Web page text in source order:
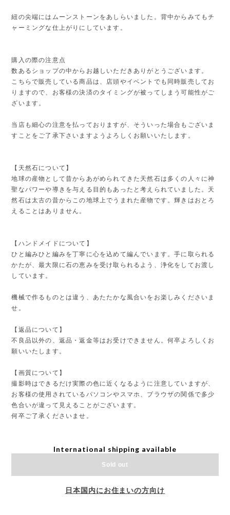
紐の尖端にはムーンストーンをあしらいました。背中からみてもチ
ャーミングな仕上がりにしています。
購入の際の注意点
数あるショップの中からお越しいただきありがとうございます。
こちらで販売している商品は、店頭やイベントでも同時販売してお
りますので、お客様の決済のタイミングが被ってしまう可能性がご
ざいます。
当店も細心の注意を払っておりますが、そういった場合もございま
すことをご了承下さいますようよろしくお願いいたします。
【天然石について】
地球の産物として昔からあがめられてきた天然石は多くの人々に神
聖なパワーや導きを与える目的もあったと考えられていました。天
然石は太古の昔からこの地球上でうまれた産物です。輝きはおとろ
えることはありません。
【ハンドメイドについて】
ひと編みひと編みを丁寧に心を込めて編んでいます。手に取られる
かたが、最大限に石の恵みを受け取られるよう、浄化をしてお渡し
しています。
機械で作るものとは違う、あたたかな風合いをお楽しみくださいま
せ。
【返品について】
不良品以外の、返品・返金等はお受けできません。何卒よろしくお
願いいたします。
【画質について】
撮影時はできるだけ実際の色に近くなるように注意していますが、
お客様の使用されているパソコンやスマホ、ブラウザの関係で多少
色合いが違って見えることがございます。
何卒ご了承くださいませ。
International shipping available
Sold out
日本国内にお住まいの方向け